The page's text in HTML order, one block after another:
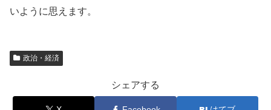
いように思えます。
政治・経済
シェアする